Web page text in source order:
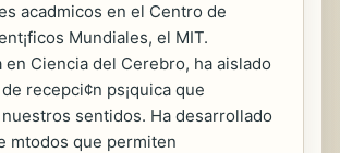
acadmicos en el Centro de
Mundiales, el MIT.
en Ciencia del Cerebro, ha aislado
recepci¢n ps¡quica que
sentidos. Ha desarrollado
mtodos que permiten